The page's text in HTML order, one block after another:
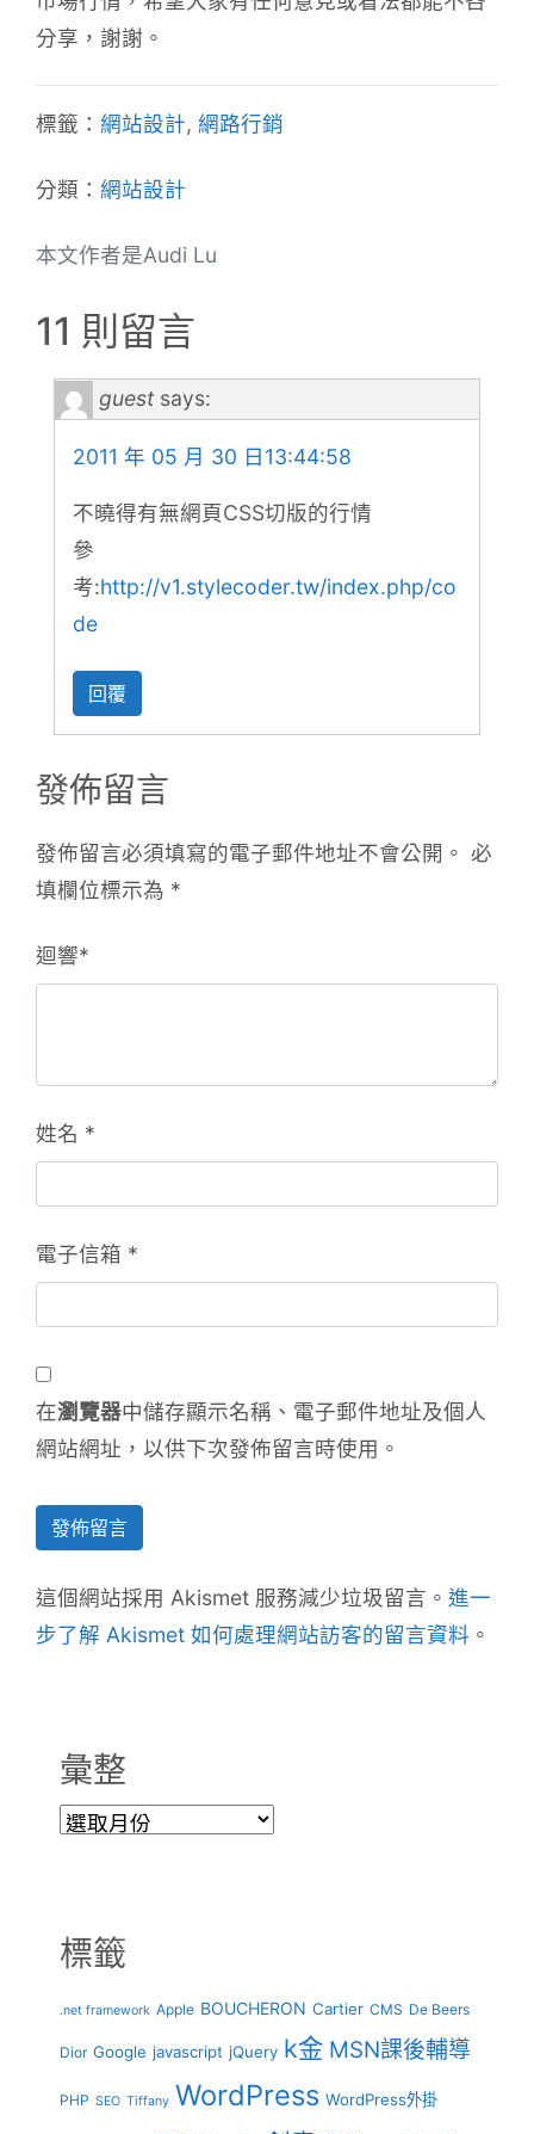
分享，謝謝。
標籤： 網站設計, 網路行銷
分類： 網站設計
本文作者是Audi Lu
11 則留言
guest says:
2011 年 05 月 30 日13:44:58
不曉得有無網頁CSS切版的行情
參
考:http://v1.stylecoder.tw/index.php/co
de
回覆
發佈留言
發佈留言必須填寫的電子郵件地址不會公開。 必
填欄位標示為 *
迴響*
姓名 *
電子信箱 *
在瀏覽器中儲存顯示名稱、電子郵件地址及個人
網站網址，以供下次發佈留言時使用。
這個網站採用 Akismet 服務減少垃圾留言。 進一
步了解 Akismet 如何處理網站訪客的留言資料 。
彙整
彙
標籤
.net framework Apple BOUCHERON Cartier CMS De Beers
Dior Google javascript jQuery k金 MSN課後輔導
PHP SEO Tiffany WordPress WordPress外掛